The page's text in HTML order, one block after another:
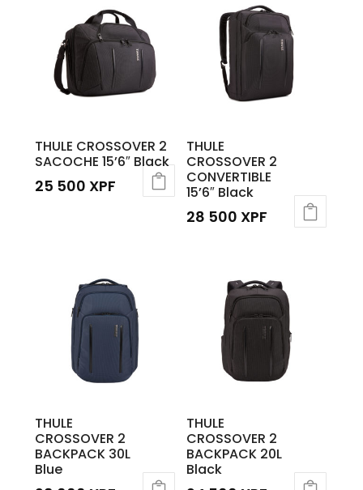
THULE CROSSOVER 2
SACOCHE 15’6″ Black
25 500 XPF
THULE
CROSSOVER 2
CONVERTIBLE
15’6″ Black
28 500 XPF
THULE
CROSSOVER 2
BACKPACK 30L
Blue
THULE
CROSSOVER 2
BACKPACK 20L
Black